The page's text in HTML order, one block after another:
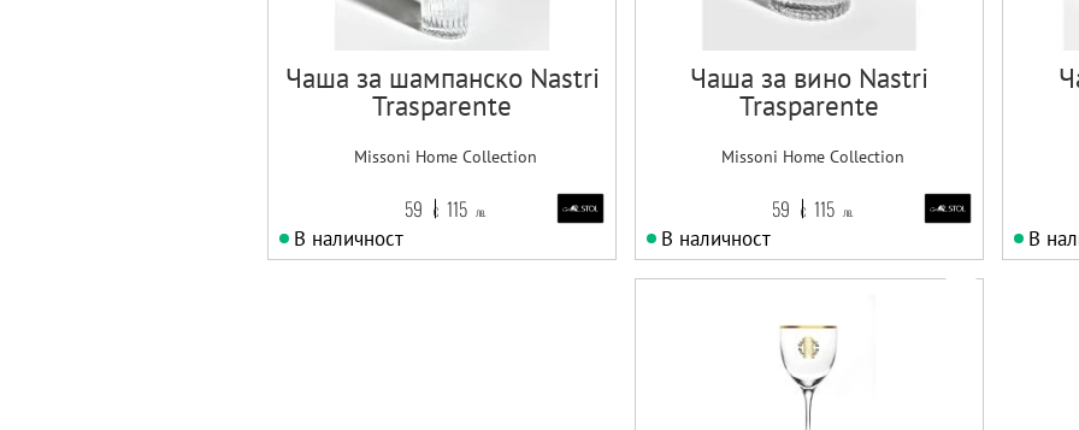
Чаша за шампанско Nastri
Trasparente
Missoni Home Collection
59 € 115 лв.
В наличност
Чаша за вино Nastri
Trasparente
Missoni Home Collection
59 € 115 лв.
В наличност В